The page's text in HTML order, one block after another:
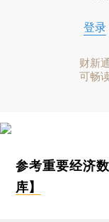
登录
财新
可畅
参考重要经济
库】